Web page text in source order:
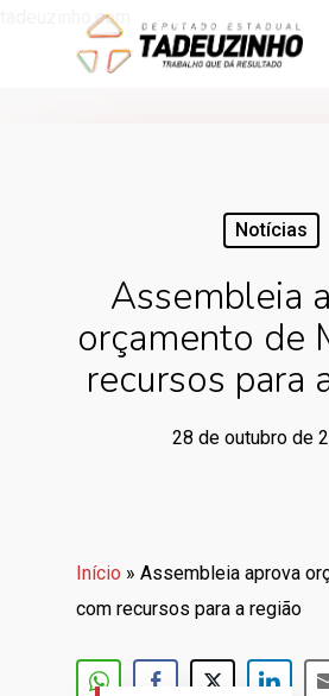
tadeuzinho.com
Notícias
Assembleia
orçamento de
recursos para
28 de outubro de
Início » Assembleia aprova
com recursos para a região